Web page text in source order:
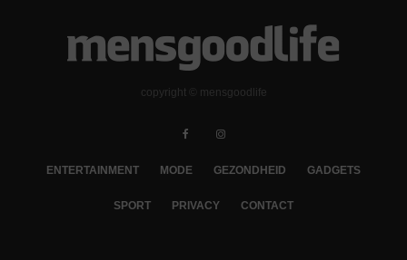
copyright © mensgoodlife
ENTERTAINMENT MODE GEZONDHEID GADGETS
SPORT PRIVACY CONTACT